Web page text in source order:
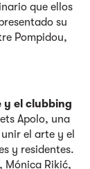
que ellos
su
Pompidou,
y el clubbing
Apolo, una
el arte y el
y residentes.
Mónica Rikić,